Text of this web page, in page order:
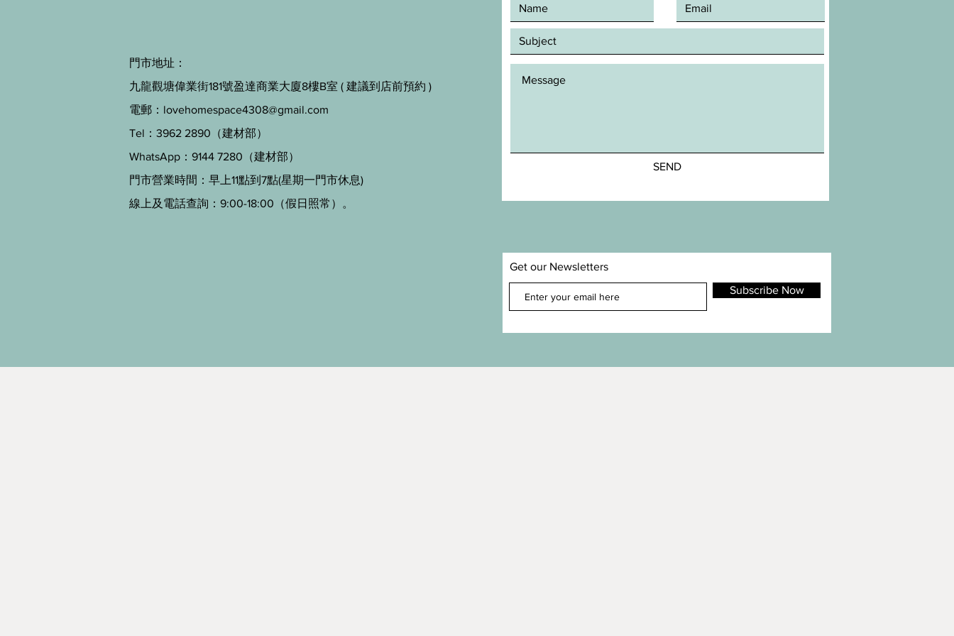
門市地址：
九龍觀塘偉業街181號盈達商業大廈8樓B室 ( 建議到店前預約 )
電郵： lovehomespace4308@gmail.com
Tel：3962 2890（建材部）
WhatsApp：9144 7280（建材部）
門市營業時間：早上11點到7點(星期一門市休息)
線上及電話查詢：9:00-18:00（假日照常）。
SEND
Get our Newsletters
Subscribe Now